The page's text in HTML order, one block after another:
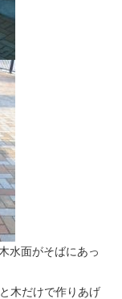
水面がそばにあっ
木だけで作りあげ